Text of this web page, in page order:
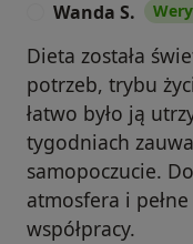
Wanda S.
Dieta została
potrzeb, trybu
łatwo było ją
tygodniach
samopoczucie.
atmosfera i
współpracy.